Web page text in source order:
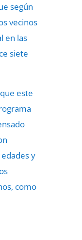
según
vecinos
en las
siete
este
y
como